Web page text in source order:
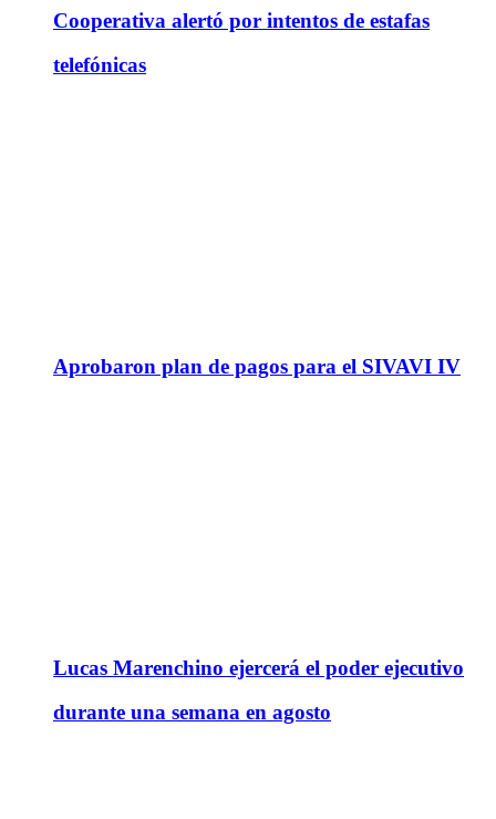
Cooperativa alertó por intentos de estafas
telefónicas
Aprobaron plan de pagos para el SIVAVI IV
Lucas Marenchino ejercerá el poder ejecutivo
durante una semana en agosto